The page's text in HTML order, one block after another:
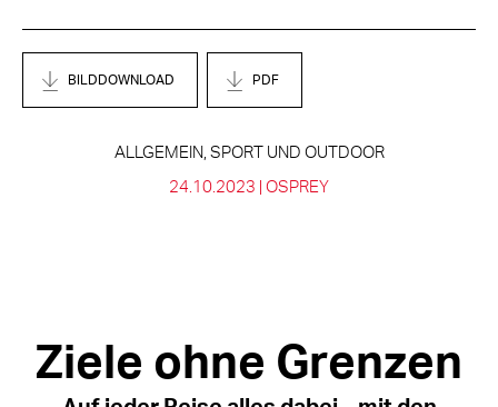
BILDDOWNLOAD PDF
ALLGEMEIN, SPORT UND OUTDOOR
24.10.2023 | OSPREY
Ziele ohne Grenzen